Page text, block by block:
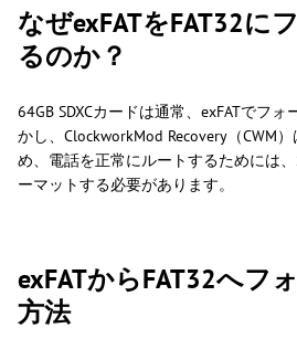
なぜexFATをFAT32に
るのか？
64GB SDXCカードは通常、exFATでフ
かし、ClockworkMod Recovery（CWM
め、電話を正常にルートするためには、
ーマットする必要があります。
exFATからFAT32へフ
方法